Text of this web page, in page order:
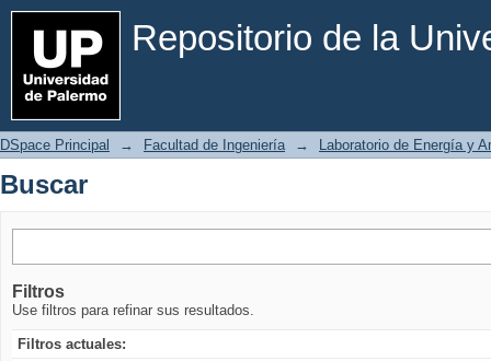
Repositorio de la
Buscar
DSpace Principal → Facultad de Ingeniería → Laboratorio de Energía y
Buscar
Filtros
Use filtros para refinar sus resultados.
Filtros actuales: